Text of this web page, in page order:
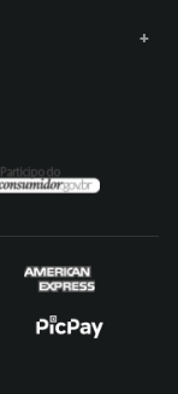
+